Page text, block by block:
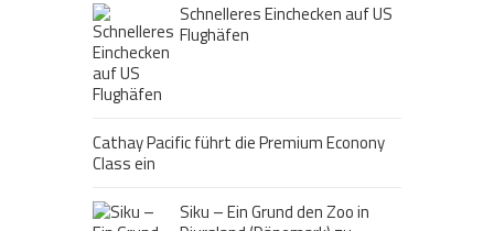
Schnelleres Einchecken auf US
Flughäfen
Cathay Pacific führt die Premium Econony
Class ein
Siku – Ein Grund den Zoo in